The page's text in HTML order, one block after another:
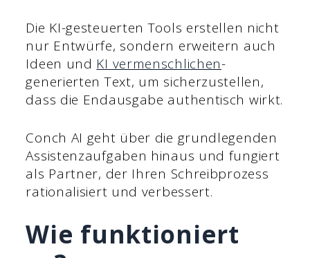
Die KI-gesteuerten Tools erstellen nicht
nur Entwürfe, sondern erweitern auch
Ideen und KI vermenschlichen-
generierten Text, um sicherzustellen,
dass die Endausgabe authentisch wirkt.
Conch AI geht über die grundlegenden
Assistenzaufgaben hinaus und fungiert
als Partner, der Ihren Schreibprozess
rationalisiert und verbessert.
Wie funktioniert